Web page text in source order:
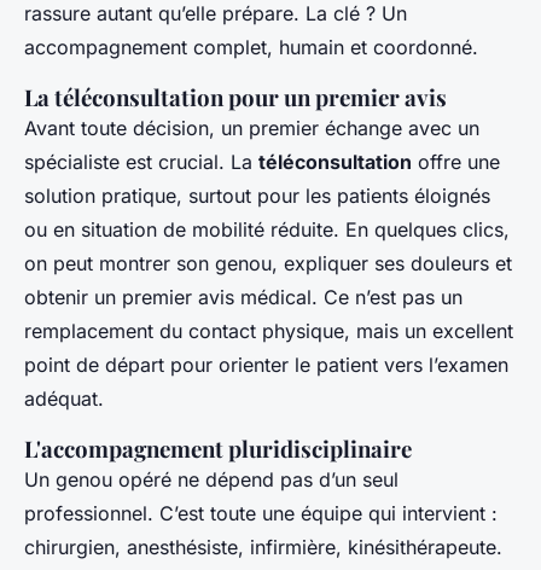
rassure autant qu’elle prépare. La clé ? Un
accompagnement complet, humain et coordonné.
La téléconsultation pour un premier avis
Avant toute décision, un premier échange avec un
spécialiste est crucial. La téléconsultation offre une
solution pratique, surtout pour les patients éloignés
ou en situation de mobilité réduite. En quelques clics,
on peut montrer son genou, expliquer ses douleurs et
obtenir un premier avis médical. Ce n’est pas un
remplacement du contact physique, mais un excellent
point de départ pour orienter le patient vers l’examen
adéquat.
L'accompagnement pluridisciplinaire
Un genou opéré ne dépend pas d’un seul
professionnel. C’est toute une équipe qui intervient :
chirurgien, anesthésiste, infirmière, kinésithérapeute.